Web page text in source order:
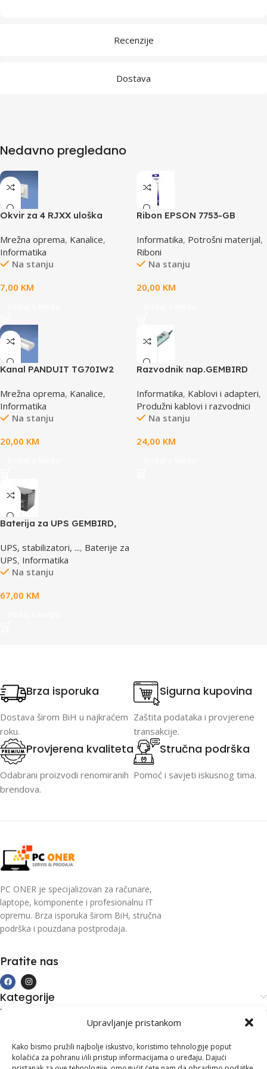
Upravljanje pristankom
Kako bismo pružili najbolje iskustvo, koristimo tehnologije poput
kolačića za pohranu i/ili pristup informacijama o uređaju. Dajući
Recenzije
Dostava
Nedavno pregledano
Okvir za 4 RJXX uloška
Mrežna oprema, Kanalice,
Informatika
Na stanju
7,00 KM
Ribon EPSON 7753-GB
/4X0/5X0/8X0 (A4)S015633
Informatika, Potrošni materijal,
Riboni
Na stanju
20,00 KM
Kanal PANDUIT TG70IW2
Mrežna oprema, Kanalice,
Informatika
Na stanju
20,00 KM
Razvodnik nap.GEMBIRD
prekidač,3m, osigurač,
prenaponska zaštita
Informatika, Kablovi i adapteri,
Produžni kablovi i razvodnici
Na stanju
24,00 KM
Baterija za UPS GEMBIRD,
UPS, stabilizatori, ..., Baterije za
UPS, Informatika
Na stanju
67,00 KM
Brza isporuka
Dostava širom BiH u najkraćem
roku.
Sigurna kupovina
Zaštita podataka i provjerene
transakcije.
Provjerena kvaliteta
Odabrani proizvodi renomiranih
brendova.
Stručna podrška
Pomoć i savjeti iskusnog tima.
PC ONER je specijalizovan za računare,
laptope, komponente i profesionalnu IT
opremu. Brza isporuka širom BiH, stručna
podrška i pouzdana postprodaja.
Pratite nas
Kategorije
Kupovina i podrška
Kontakt informacije
Branilaca Bosne, 75 300 Lukavac